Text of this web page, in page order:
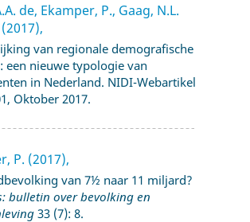
de, Ekamper, P., Gaag, N.L.
van regionale demografische
een nieuwe typologie van
in Nederland. NIDI-Webartikel
Oktober 2017.
P. (2017),
van 7½ naar 11 miljard?
bulletin over bevolking en
33 (7): 8.